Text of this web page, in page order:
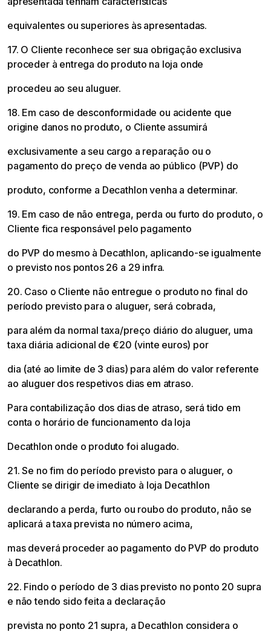
equivalentes ou superiores às apresentadas.
17. O Cliente reconhece ser sua obrigação exclusiva
proceder à entrega do produto na loja onde
procedeu ao seu aluguer.
18. Em caso de desconformidade ou acidente que
origine danos no produto, o Cliente assumirá
exclusivamente a seu cargo a reparação ou o
pagamento do preço de venda ao público (PVP) do
produto, conforme a Decathlon venha a determinar.
19. Em caso de não entrega, perda ou furto do produto, o
Cliente fica responsável pelo pagamento
do PVP do mesmo à Decathlon, aplicando-se igualmente
o previsto nos pontos 26 a 29 infra.
20. Caso o Cliente não entregue o produto no final do
período previsto para o aluguer, será cobrada,
para além da normal taxa/preço diário do aluguer, uma
taxa diária adicional de €20 (vinte euros) por
dia (até ao limite de 3 dias) para além do valor referente
ao aluguer dos respetivos dias em atraso.
Para contabilização dos dias de atraso, será tido em
conta o horário de funcionamento da loja
Decathlon onde o produto foi alugado.
21. Se no fim do período previsto para o aluguer, o
Cliente se dirigir de imediato à loja Decathlon
declarando a perda, furto ou roubo do produto, não se
aplicará a taxa prevista no número acima,
mas deverá proceder ao pagamento do PVP do produto
à Decathlon.
22. Findo o período de 3 dias previsto no ponto 20 supra
e não tendo sido feita a declaração
prevista no ponto 21 supra, a Decathlon considera o